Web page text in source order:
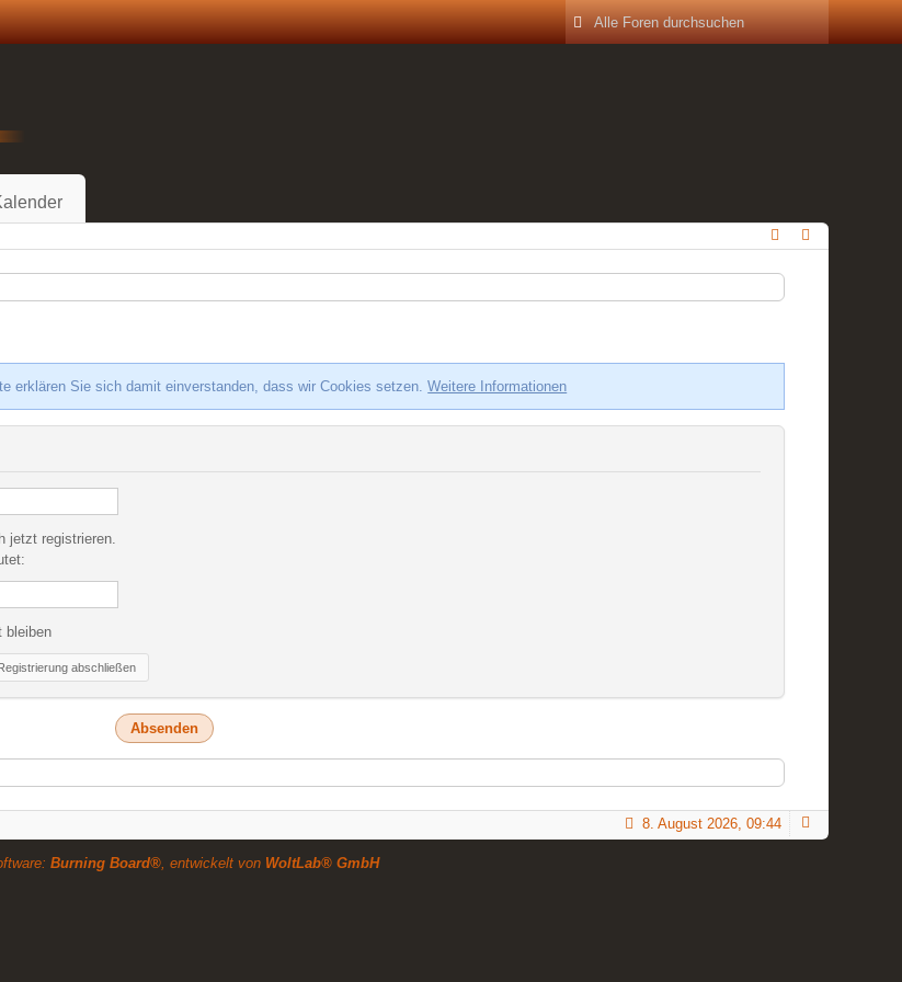
erklären Sie sich damit einverstanden, dass wir Cookies setzen.Weitere Informationen
jetzt registrieren.
bleiben
abschließen
8. August 2026, 09:44
Burning Board®, entwickelt von WoltLab® GmbH